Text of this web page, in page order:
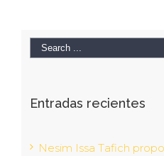
Entradas recientes
Nesim Issa Tafich